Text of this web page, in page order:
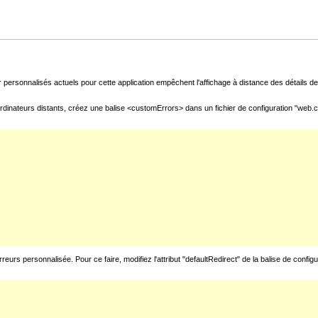
actuels pour cette application empêchent l'affichage à distance des détails
distants, créez une balise <customErrors> dans un fichier de configuration
personnalisée. Pour ce faire, modifiez l'attribut "defaultRedirect" de la balise de